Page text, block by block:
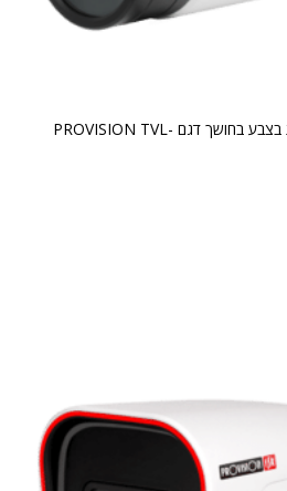
מצלמת צינור אינפרה מצלמת בצבע בחושך דגם PROVISION TVL-